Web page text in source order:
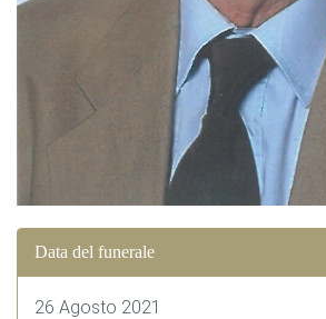
Data del funerale
26 Agosto 2021